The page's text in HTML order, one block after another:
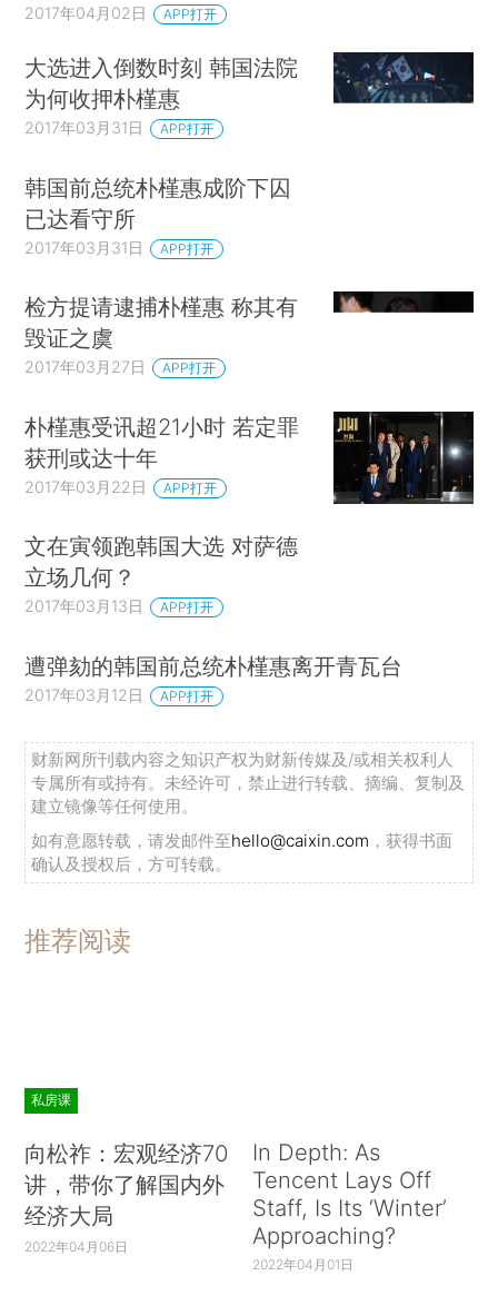
2017年04月02日 APP打开
大选进入倒数时刻 韩国法院
为何收押朴槿惠
2017年03月31日 APP打开
韩国前总统朴槿惠成阶下囚
已达看守所
2017年03月31日 APP打开
检方提请逮捕朴槿惠 称其有
毁证之虞
2017年03月27日 APP打开
朴槿惠受讯超21小时 若定罪
获刑或达十年
2017年03月22日 APP打开
文在寅领跑韩国大选 对萨德
立场几何？
2017年03月13日 APP打开
遭弹劾的韩国前总统朴槿惠离开青瓦台
2017年03月12日 APP打开
财新网所刊载内容之知识产权为财新传媒及/或相关权利人
专属所有或持有。未经许可，禁止进行转载、摘编、复制及
建立镜像等任何使用。
如有意愿转载，请发邮件至hello@caixin.com ，获得书面
确认及授权后，方可转载。
推荐阅读
私房课
向松祚：宏观经济70
讲，带你了解国内外
经济大局
2022年04月06日
In Depth: As
Tencent Lays Off
Staff, Is Its ‘Winter’
Approaching?
2022年04月01日